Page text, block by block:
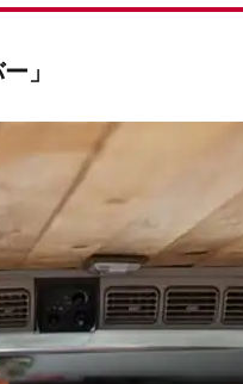
」